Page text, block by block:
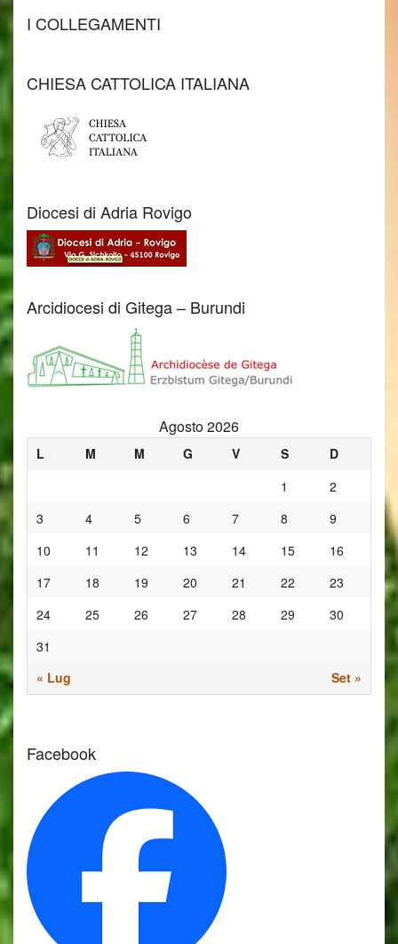
I COLLEGAMENTI
CHIESA CATTOLICA ITALIANA
Diocesi di Adria Rovigo
Arcidiocesi di Gitega – Burundi
Agosto 2026
L M M G V S
D
1
2
3
4 5 6 7 8
9
10
11 12 13 14 15
16
17
18 19 20 21 22
23
24
25 26 27 28 29
30
31
« Lug
Set »
Facebook